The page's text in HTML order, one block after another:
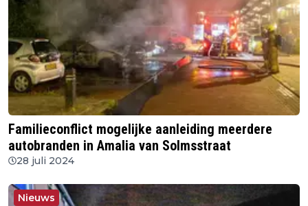
Familieconflict mogelijke aanleiding meerdere
autobranden in Amalia van Solmsstraat
28 juli 2024
Nieuws